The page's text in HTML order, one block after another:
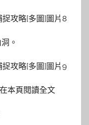
。
本頁閱讀全文